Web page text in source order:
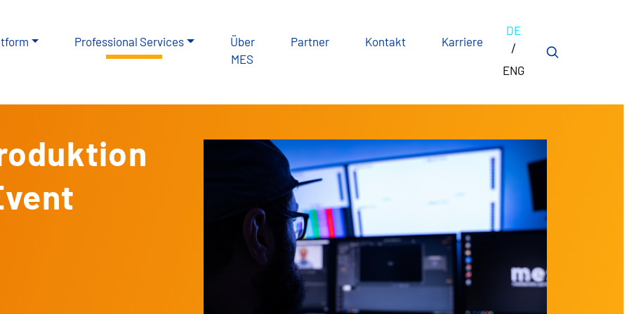
Professional Services
Über
MES
Partner Kontakt Karriere
DE
ENG